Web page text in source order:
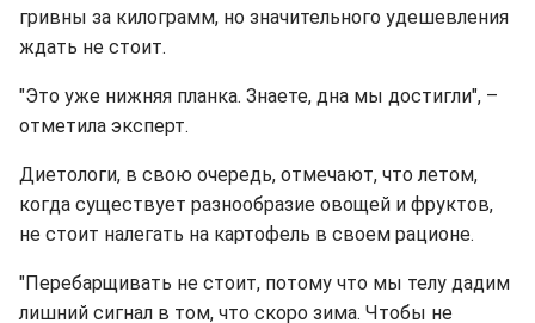
гривны за килограмм, но значительного удешевления
ждать не стоит.
"Это уже нижняя планка. Знаете, дна мы достигли", –
отметила эксперт.
Диетологи, в свою очередь, отмечают, что летом,
когда существует разнообразие овощей и фруктов,
не стоит налегать на картофель в своем рационе.
"Перебарщивать не стоит, потому что мы телу дадим
лишний сигнал в том, что скоро зима. Чтобы не